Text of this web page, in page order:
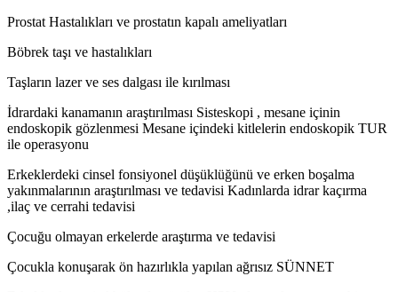
Prostat Hastalıkları ve prostatın kapalı ameliyatları
Böbrek taşı ve hastalıkları
Taşların lazer ve ses dalgası ile kırılması
İdrardaki kanamanın araştırılması Sisteskopi , mesane içinin
endoskopik gözlenmesi Mesane içindeki kitlelerin endoskopik TUR
ile operasyonu
Erkeklerdeki cinsel fonsiyonel düşüklüğünü ve erken boşalma
yakınmalarının araştırılması ve tedavisi Kadınlarda idrar kaçırma
,ilaç ve cerrahi tedavisi
Çocuğu olmayan erkelerde araştırma ve tedavisi
Çocukla konuşarak ön hazırlıkla yapılan ağrısız SÜNNET